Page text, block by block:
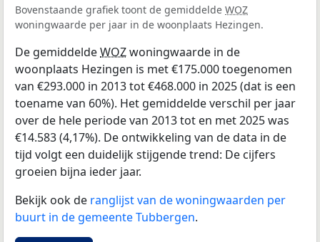
Bovenstaande grafiek toont de gemiddelde WOZ
woningwaarde per jaar in de woonplaats Hezingen.
De gemiddeldeWOZwoningwaarde in de
woonplaats Hezingen is met €175.000 toegenomen
van €293.000 in 2013 tot €468.000 in 2025 (dat is een
toename van 60%). Het gemiddelde verschil per jaar
over de hele periode van 2013 tot en met 2025 was
€14.583 (4,17%). De ontwikkeling van de data in de
tijd volgt een duidelijk stijgende trend: De cijfers
groeien bijna ieder jaar.
Bekijk ook de ranglijst van de woningwaarden per
buurt in de gemeente Tubbergen.